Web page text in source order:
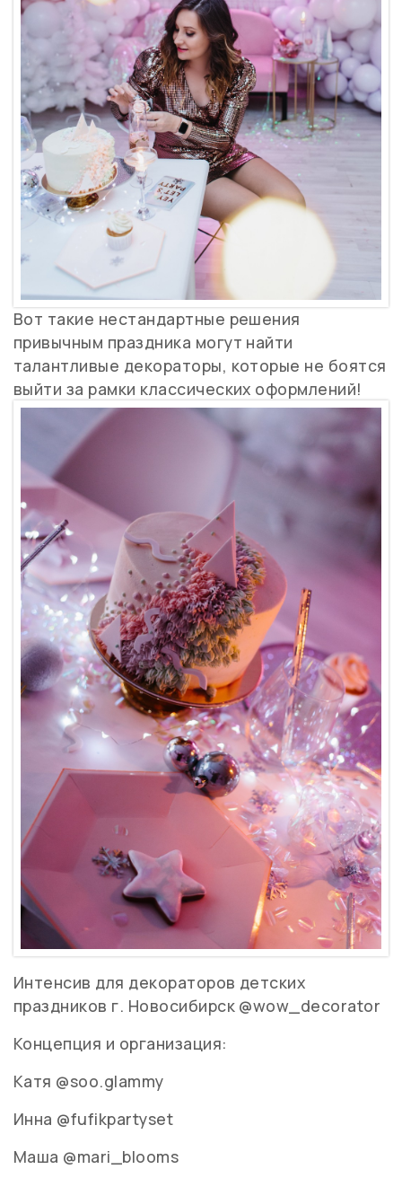
Вот такие нестандартные решения
привычным праздника могут найти
талантливые декораторы, которые не боятся
выйти за рамки классических оформлений!
Интенсив для декораторов детских
праздников г. Новосибирск @wow_decorator
Концепция и организация:
Катя @soo.glammy
Инна @fufikpartyset
Маша @mari_blooms